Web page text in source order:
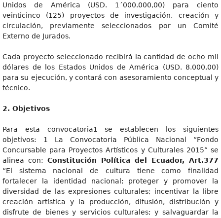
Unidos de América (USD. 1´000.000,00) para ciento
veinticinco (125) proyectos de investigación, creación y
circulación, previamente seleccionados por un Comité
Externo de Jurados.
Cada proyecto seleccionado recibirá la cantidad de ocho mil
dólares de los Estados Unidos de América (USD. 8.000,00)
para su ejecución, y contará con asesoramiento conceptual y
técnico.
2. Objetivos
Para esta convocatoria1 se establecen los siguientes
objetivos: 1 La Convocatoria Pública Nacional “Fondo
Concursable para Proyectos Artísticos y Culturales 2015” se
alinea con: Constitución Política del Ecuador, Art.377
“El sistema nacional de cultura tiene como finalidad
fortalecer la identidad nacional; proteger y promover la
diversidad de las expresiones culturales; incentivar la libre
creación artística y la producción, difusión, distribución y
disfrute de bienes y servicios culturales; y salvaguardar la